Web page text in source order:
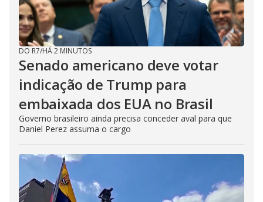
DO R7/HÁ 2 MINUTOS
Senado americano deve votar
indicação de Trump para
embaixada dos EUA no Brasil
Governo brasileiro ainda precisa conceder aval para que
Daniel Perez assuma o cargo